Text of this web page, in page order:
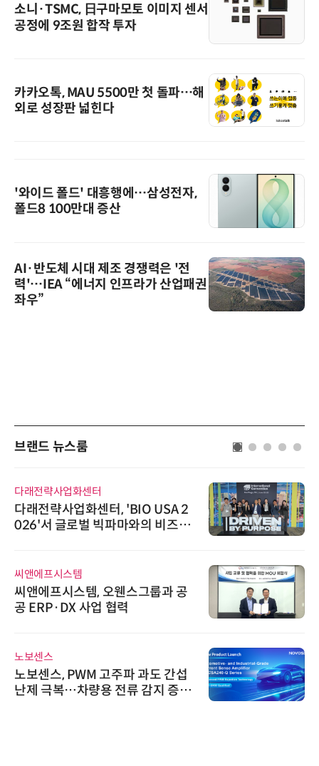
소니·TSMC, 日구마모토 이미지 센서
공정에 9조원 합작 투자
카카오톡, MAU 5500만 첫 돌파…해
외로 성장판 넓힌다
'와이드 폴드' 대흥행에…삼성전자,
폴드8 100만대 증산
AI·반도체 시대 제조 경쟁력은 '전
력'…IEA “에너지 인프라가 산업패권
좌우”
브랜드 뉴스룸
다래전략사업화센터
다래전략사업화센터, 'BIO USA 2
026'서 글로벌 빅파마와의 비즈니
씨앤에프시스템
씨앤에프시스템, 오웬스그룹과 공
공 ERP·DX 사업 협력
노보센스
노보센스, PWM 고주파 과도 간섭
난제 극복…차량용 전류 감지 증폭